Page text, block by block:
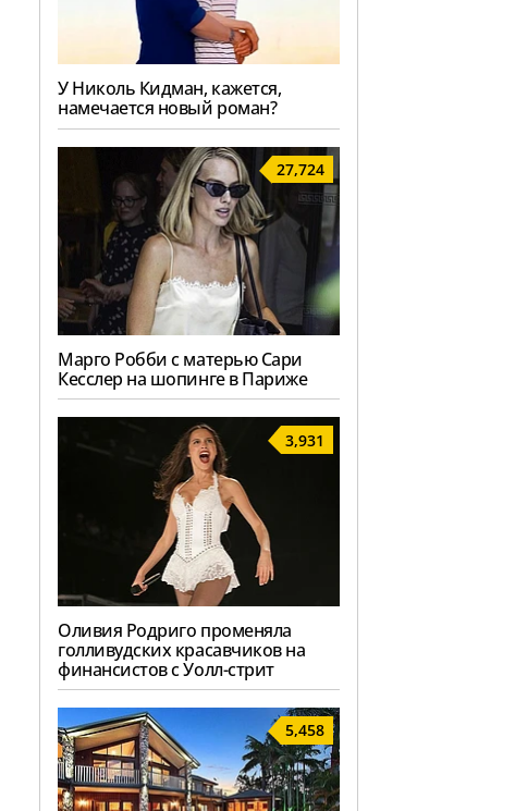
У Николь Кидман, кажется,
намечается новый роман?
27,724
Марго Робби с матерью Сари
Кесслер на шопинге в Париже
3,931
Оливия Родриго променяла
голливудских красавчиков на
финансистов с Уолл-стрит
5,458